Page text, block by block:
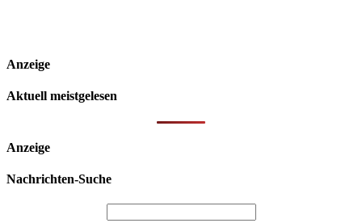
Anzeige
Aktuell meistgelesen
Anzeige
Nachrichten-Suche